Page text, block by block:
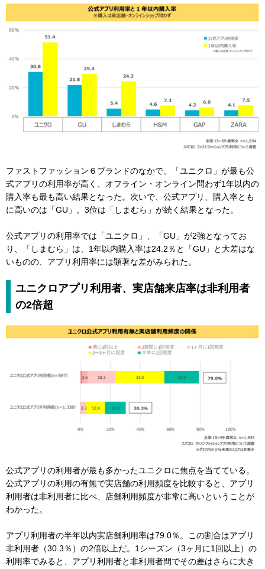
ファストファッション６ブランドのなかで、「ユニクロ」が最も公
式アプリの利用率が高く、オフライン・オンライン問わず1年以内の
購入率も最も高い結果となった。次いで、公式アプリ、購入率とも
に高いのは「GU」。3位は「しまむら」が続く結果となった。
公式アプリの利用率では「ユニクロ」、「GU」が2強となってお
り、「しまむら」は、1年以内購入率は24.2％と「GU」と大差はな
いものの、アプリ利用率には顕著な差がみられた。
ユニクロアプリ利用者、実店舗来店率は非利用者
の2倍超
公式アプリの利用者が最も多かったユニクロに焦点を当てている。
公式アプリの利用の有無で実店舗の利用頻度を比較すると、アプリ
利用者は非利用者に比べ、店舗利用頻度が非常に高いということが
わかった。
アプリ利用者の半年以内実店舗利用率は79.0％。この割合はアプリ
非利用者（30.3％）の2倍以上だ。1シーズン（3ヶ月に1回以上）の
利用率でみると、アプリ利用者と非利用者間でその差はさらに大き